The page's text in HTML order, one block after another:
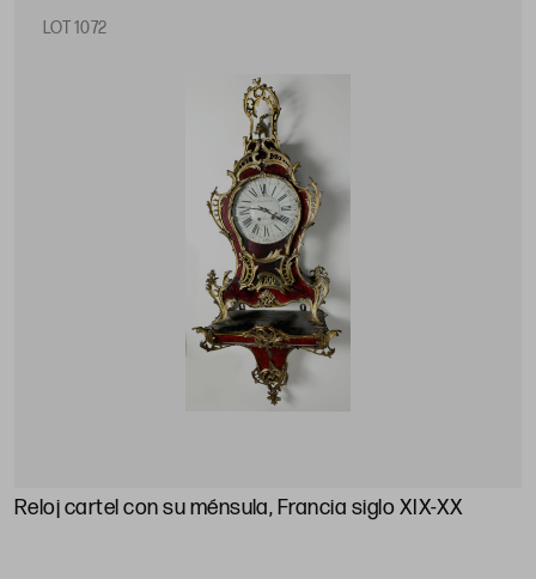
LOT 1072
Reloj cartel con su ménsula, Francia siglo XIX-XX